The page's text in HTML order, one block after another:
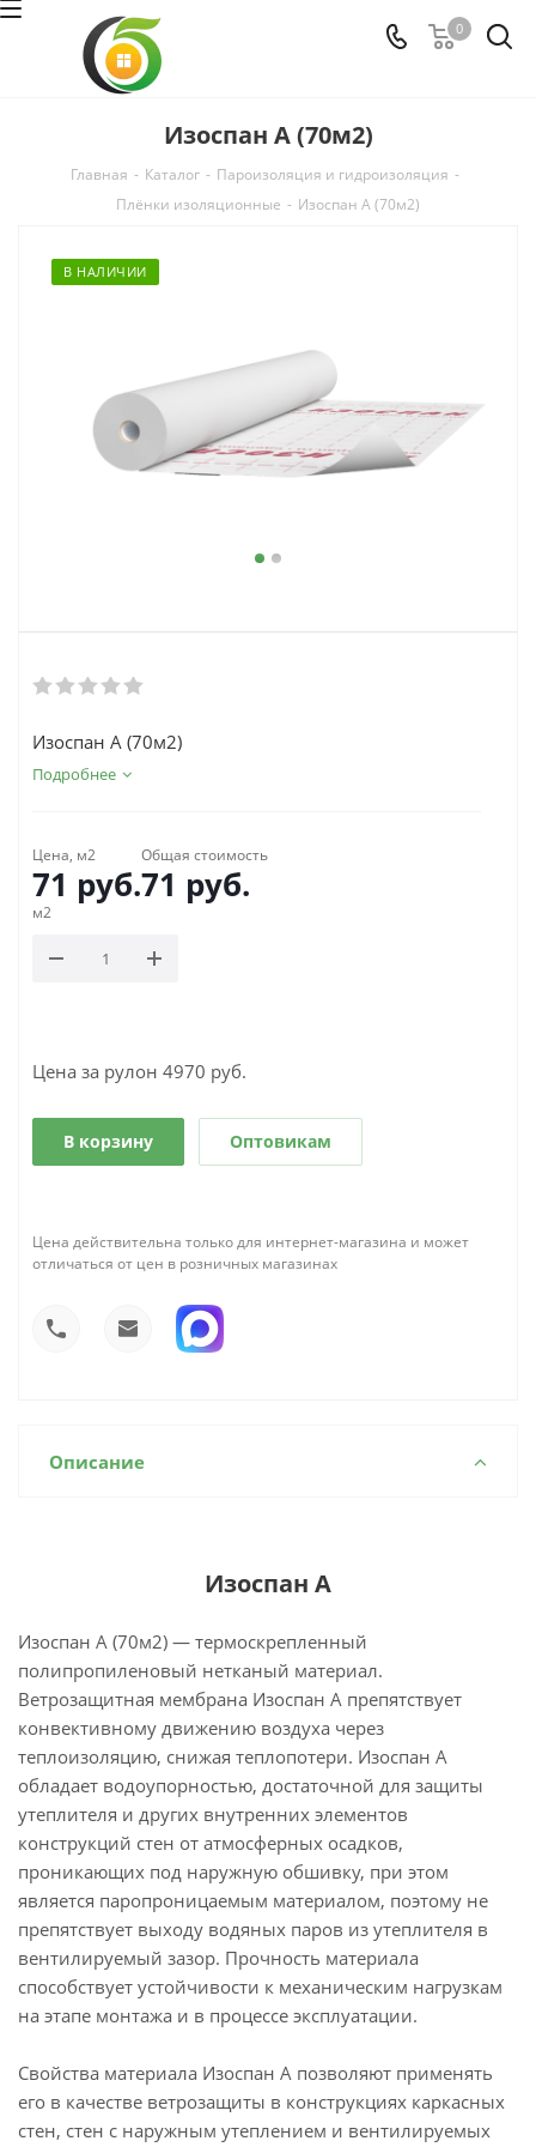
0
Изоспан A (70м2)
Главная - Каталог - Пароизоляция и гидроизоляция -
Плёнки изоляционные - Изоспан A (70м2)
В НАЛИЧИИ
Изоспан A (70м2)
Подробнее
Цена, м2
71 руб.
Общая стоимость
71 руб.
м2
Цена за рулон 4970 руб.
В корзину Оптовикам
Цена действительна только для интернет-магазина и может
отличаться от цен в розничных магазинах
Описание
Изоспан A
Изоспан A (70м2) — термоскрепленный
полипропиленовый нетканый материал.
Ветрозащитная мембрана Изоспан A препятствует
конвективному движению воздуха через
теплоизоляцию, снижая теплопотери. Изоспан A
обладает водоупорностью, достаточной для защиты
утеплителя и других внутренних элементов
конструкций стен от атмосферных осадков,
проникающих под наружную обшивку, при этом
является паропроницаемым материалом, поэтому не
препятствует выходу водяных паров из утеплителя в
вентилируемый зазор. Прочность материала
способствует устойчивости к механическим нагрузкам
на этапе монтажа и в процессе эксплуатации.
Свойства материала Изоспан A позволяют применять
его в качестве ветрозащиты в конструкциях каркасных
стен, стен с наружным утеплением и вентилируемых